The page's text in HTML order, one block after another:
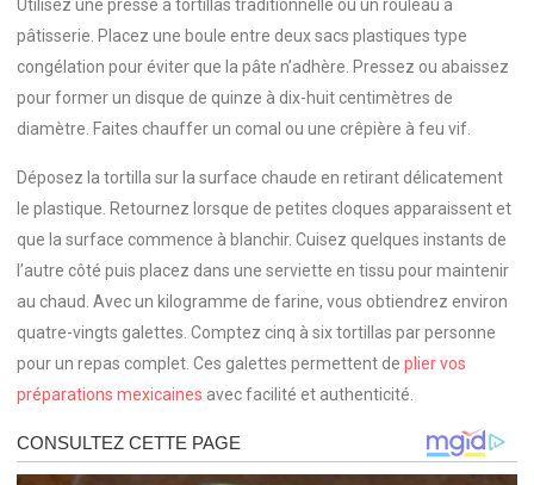
Utilisez une presse à tortillas traditionnelle ou un rouleau à
pâtisserie. Placez une boule entre deux sacs plastiques type
congélation pour éviter que la pâte n’adhère. Pressez ou abaissez
pour former un disque de quinze à dix-huit centimètres de
diamètre. Faites chauffer un comal ou une crêpière à feu vif.
Déposez la tortilla sur la surface chaude en retirant délicatement
le plastique. Retournez lorsque de petites cloques apparaissent et
que la surface commence à blanchir. Cuisez quelques instants de
l’autre côté puis placez dans une serviette en tissu pour maintenir
au chaud. Avec un kilogramme de farine, vous obtiendrez environ
quatre-vingts galettes. Comptez cinq à six tortillas par personne
pour un repas complet. Ces galettes permettent de plier vos
préparations mexicaines avec facilité et authenticité.